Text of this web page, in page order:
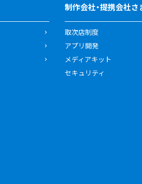
制作会社・提携会社さ
取次店制度
アプリ開発
メディアキット
セキュリティ